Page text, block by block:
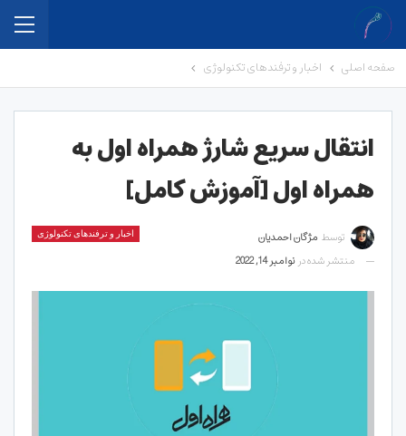
صفحه اصلی اخبار و ترفندهای تکنولوژی
انتقال سریع شارژ همراه اول به
همراه اول [آموزش کامل]
اخبار و ترفندهای تکنولوژی توسط مژگان احمدیان
منتشر شده در نوامبر 14, 2022